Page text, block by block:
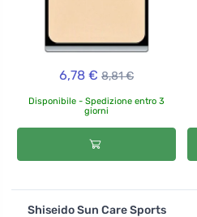
6,78 € 8,81 €
Disponibile - Spedizione entro 3
giorni
Shiseido Sun Care Sports